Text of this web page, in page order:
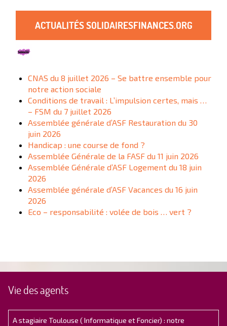
ACTUALITÉS SOLIDAIRESFINANCES.ORG
CNAS du 8 juillet 2026 – Se battre ensemble pour
notre action sociale
Conditions de travail : L’impulsion certes, mais …
– FSM du 7 juillet 2026
Assemblée générale d’ASF Restauration du 30
juin 2026
Handicap : une course de fond ?
Assemblée Générale de la FASF du 11 juin 2026
Assemblée Générale d’ASF Logement du 18 juin
2026
Assemblée générale d’ASF Vacances du 16 juin
2026
Eco – responsabilité : volée de bois … vert ?
Vie des agents
A stagiaire Toulouse ( Informatique et Foncier) : notre